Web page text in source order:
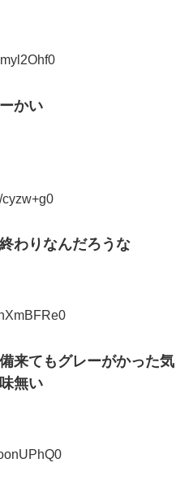
かい
cyzw+g0
わりなんだろうな
来てもグレーがかった気
無い